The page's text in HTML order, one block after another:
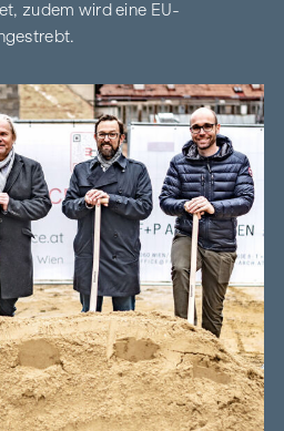
zudem wird eine EU-